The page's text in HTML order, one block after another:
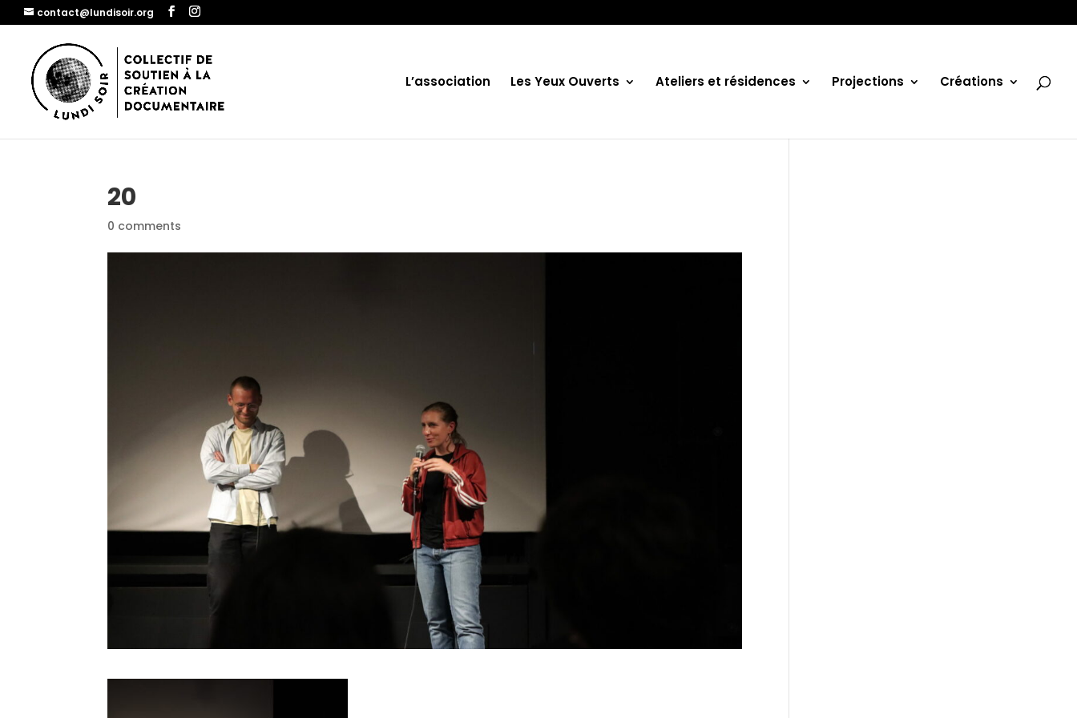
contact@lundisoir.org
L’association Les Yeux Ouverts Ateliers et résidences Projections Créations
20
0 comments